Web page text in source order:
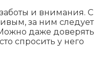
и внимания. С
за ним следует
даже доверять
спросить у него